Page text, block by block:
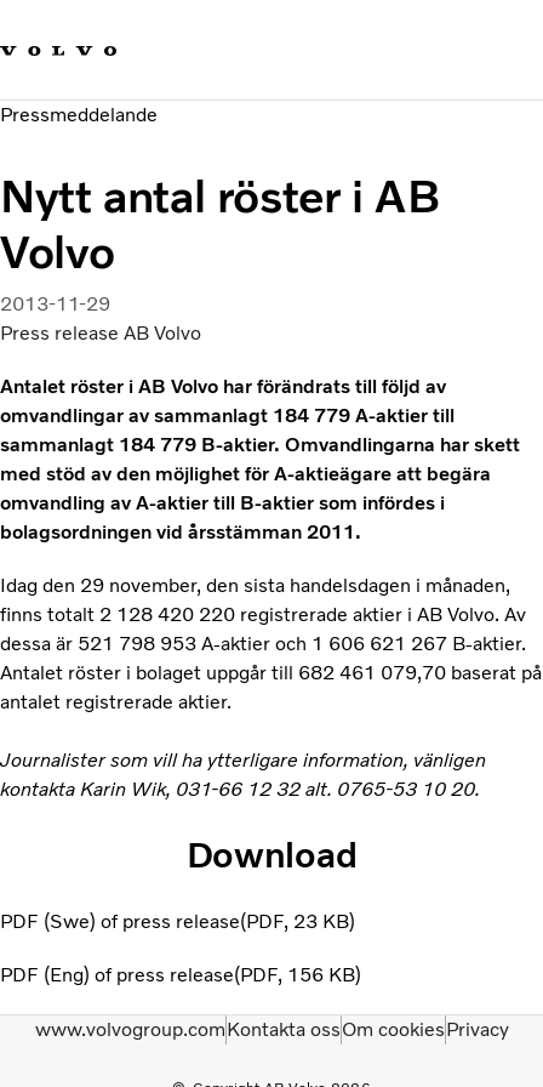
Hållbara transporter
Investerare
Pressmeddelande
Nytt antal röster i AB
Volvo
2013-11-29
Press release AB Volvo
Antalet röster i AB Volvo har förändrats till följd av
omvandlingar av sammanlagt 184 779 A-aktier till
sammanlagt 184 779 B-aktier. Omvandlingarna har skett
med stöd av den möjlighet för A-aktieägare att begära
omvandling av A-aktier till B-aktier som infördes i
bolagsordningen vid årsstämman 2011.
Idag den 29 november, den sista handelsdagen i månaden,
finns totalt 2 128 420 220 registrerade aktier i AB Volvo. Av
dessa är 521 798 953 A-aktier och 1 606 621 267 B-aktier.
Antalet röster i bolaget uppgår till 682 461 079,70 baserat på
antalet registrerade aktier.
Journalister som vill ha ytterligare information, vänligen
kontakta Karin Wik, 031-66 12 32 alt. 0765-53 10 20.
Download
PDF (Swe) of press release PDF 23 KB
PDF (Eng) of press release PDF 156 KB
www.volvogroup.comKontakta ossOm cookiesPrivacy